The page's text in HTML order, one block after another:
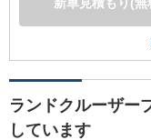
ランドクルーザー
しています